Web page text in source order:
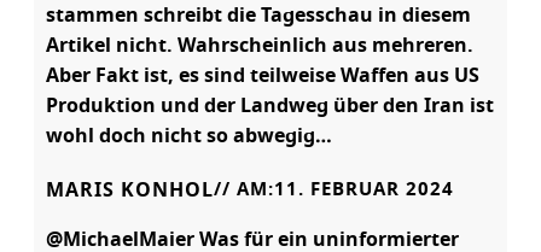
stammen schreibt die Tagesschau in diesem
Artikel nicht. Wahrscheinlich aus mehreren.
Aber Fakt ist, es sind teilweise Waffen aus US
Produktion und der Landweg über den Iran ist
wohl doch nicht so abwegig…
MARIS KONHOL// AM:11. FEBRUAR 2024
@MichaelMaier Was für ein uninformierter